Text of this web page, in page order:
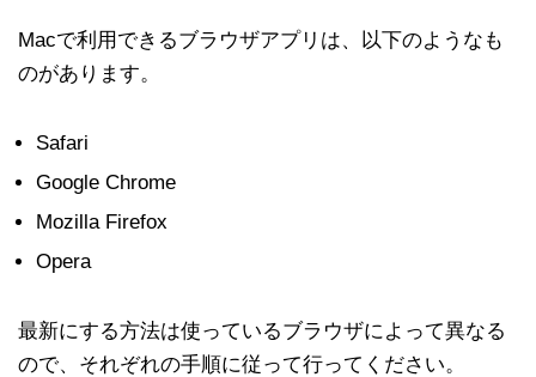
Macで利用できるブラウザアプリは、以下のようなも
のがあります。
Safari
Google Chrome
Mozilla Firefox
Opera
最新にする方法は使っているブラウザによって異なる
ので、それぞれの手順に従って行ってください。